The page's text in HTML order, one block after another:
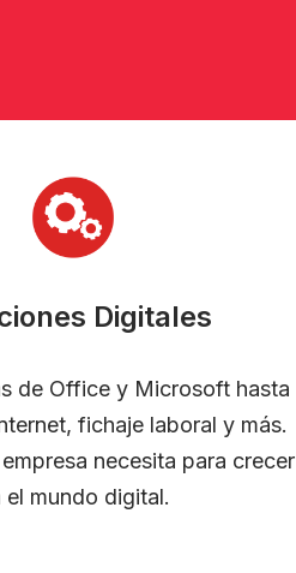
Digitales
de Office y Microsoft hasta
fichaje laboral y más.
necesita para crecer
el mundo digital.